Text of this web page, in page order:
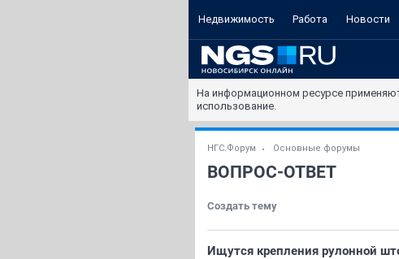
Недвижимость Работа Новости
На информационном ресурсе
использование.
НГС.Форум Основные форумы
ВОПРОС-ОТВЕТ
Создать тему
Ищутся крепления рулонной